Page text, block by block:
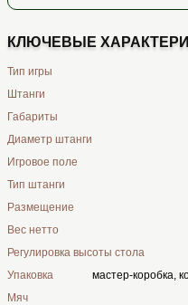
КЛЮЧЕВЫЕ
Тип игры
Штанги
Габариты
Диаметр штанги
Игровое поле
Тип штанги
Размещение
Вес нетто
Регулировка высоты стола
Упаковка
мастер-коробка,
Мяч